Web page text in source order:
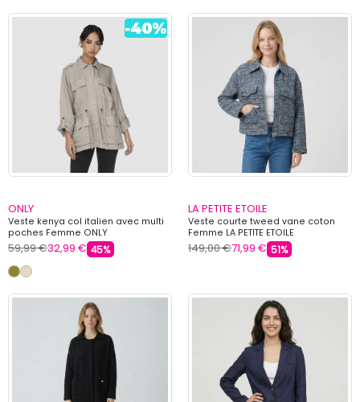
ONLY
Veste kenya col italien avec multi
poches Femme ONLY
59,99 €32,99 € 45%
LA PETITE ETOILE
Veste courte tweed vane coton
Femme LA PETITE ETOILE
149,00 €71,99 € 51%